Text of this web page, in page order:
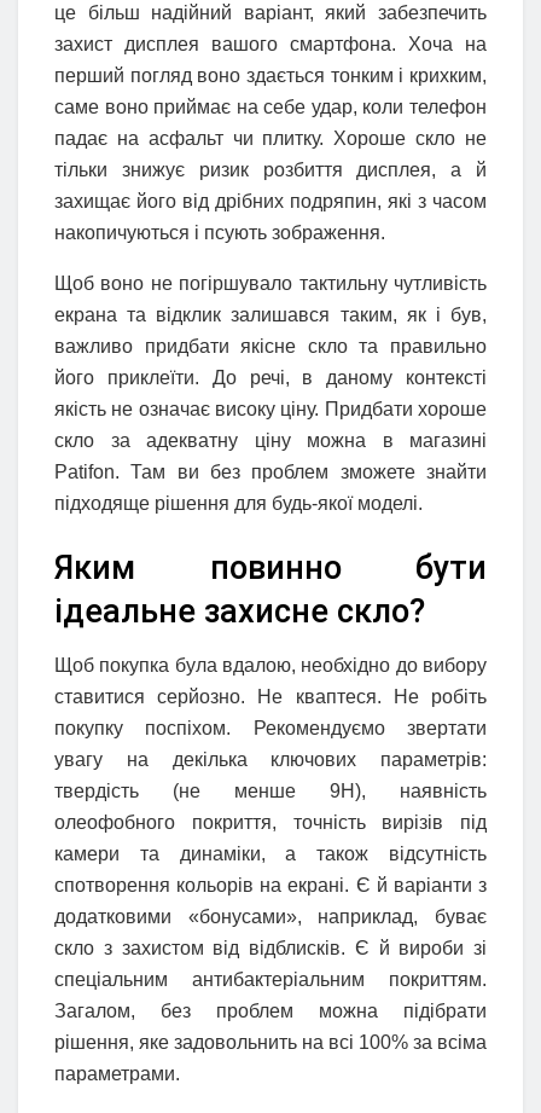
це більш надійний варіант, який забезпечить
захист дисплея вашого смартфона. Хоча на
перший погляд воно здається тонким і крихким,
саме воно приймає на себе удар, коли телефон
падає на асфальт чи плитку. Хороше скло не
тільки знижує ризик розбиття дисплея, а й
захищає його від дрібних подряпин, які з часом
накопичуються і псують зображення.
Щоб воно не погіршувало тактильну чутливість
екрана та відклик залишався таким, як і був,
важливо придбати якісне скло та правильно
його приклеїти. До речі, в даному контексті
якість не означає високу ціну. Придбати хороше
скло за адекватну ціну можна в магазині
Patifon. Там ви без проблем зможете знайти
підходяще рішення для будь-якої моделі.
Яким повинно бути
ідеальне захисне скло?
Щоб покупка була вдалою, необхідно до вибору
ставитися серйозно. Не кваптеся. Не робіть
покупку поспіхом. Рекомендуємо звертати
увагу на декілька ключових параметрів:
твердість (не менше 9H), наявність
олеофобного покриття, точність вирізів під
камери та динаміки, а також відсутність
спотворення кольорів на екрані. Є й варіанти з
додатковими «бонусами», наприклад, буває
скло з захистом від відблисків. Є й вироби зі
спеціальним антибактеріальним покриттям.
Загалом, без проблем можна підібрати
рішення, яке задовольнить на всі 100% за всіма
параметрами.